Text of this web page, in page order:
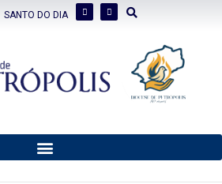
SANTO DO DIA